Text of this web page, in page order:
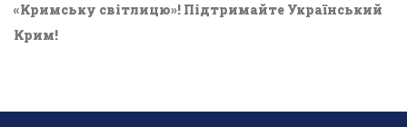
«Кримську світлицю»! Підтримайте Український
Крим!